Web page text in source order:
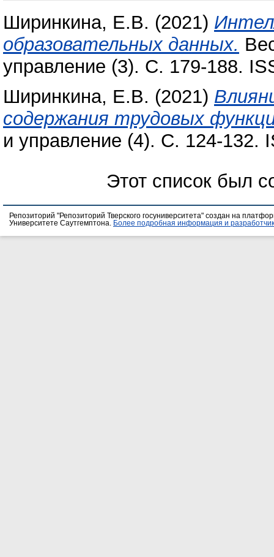
Ширинкина, Е.В. (2021)
образовательных данных.
управление (3). С. 179-188.
Ширинкина, Е.В. (2021)
содержания трудовых
и управление (4). С. 124-132.
Этот список был
Репозиторий "Репозиторий Тверского госуниверситета" создан на
Университете Саутгемптона.
Более подробная информация и